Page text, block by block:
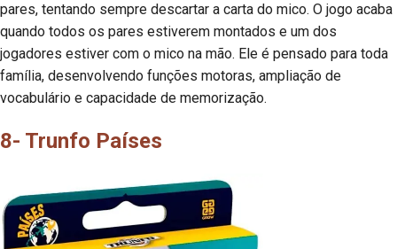
pares, tentando sempre descartar a carta do mico. O jogo acaba
quando todos os pares estiverem montados e um dos
jogadores estiver com o mico na mão. Ele é pensado para toda
família, desenvolvendo funções motoras, ampliação de
vocabulário e capacidade de memorização.
8- Trunfo Países